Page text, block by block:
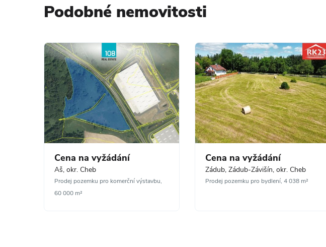
Podobné nemovitosti
Cena na vyžádání
Aš, okr. Cheb
Prodej pozemku pro komerční výstavbu,
60 000 m²
Cena na vyžádání
Zádub, Zádub-Závišín, okr. Cheb
Prodej pozemku pro bydlení, 4 038 m²